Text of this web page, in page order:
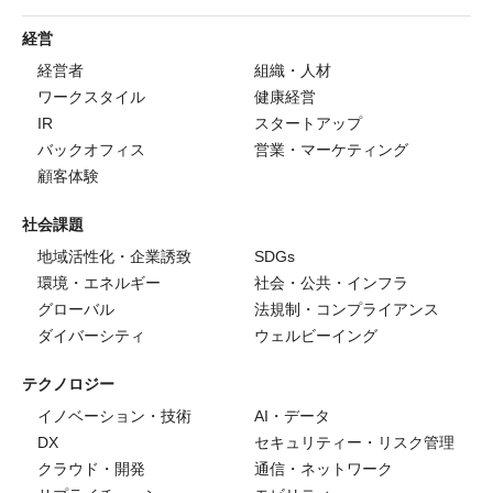
経営
経営者
組織・人材
ワークスタイル
健康経営
IR
スタートアップ
バックオフィス
営業・マーケティング
顧客体験
社会課題
地域活性化・企業誘致
SDGs
環境・エネルギー
社会・公共・インフラ
グローバル
法規制・コンプライアンス
ダイバーシティ
ウェルビーイング
テクノロジー
イノベーション・技術
AI・データ
DX
セキュリティー・リスク管理
クラウド・開発
通信・ネットワーク